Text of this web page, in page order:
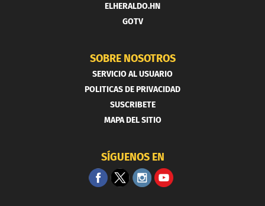
ELHERALDO.HN
GOTV
SOBRE NOSOTROS
SERVICIO AL USUARIO
POLITICAS DE PRIVACIDAD
SUSCRIBETE
MAPA DEL SITIO
SÍGUENOS EN